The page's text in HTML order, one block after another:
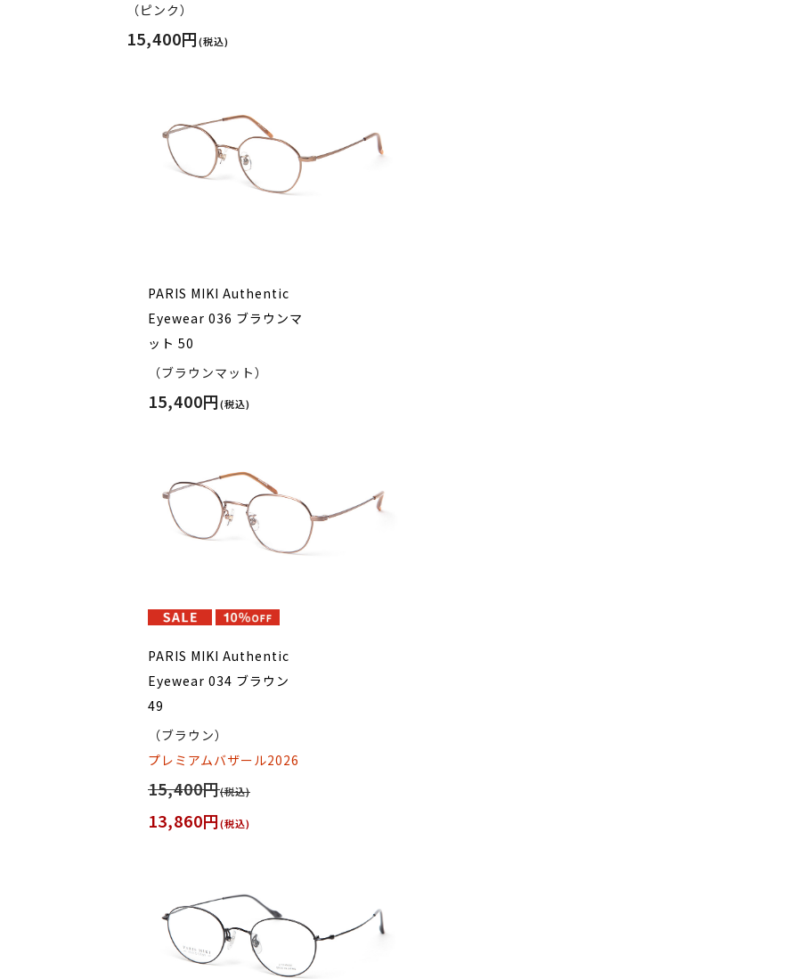
（ピンク）
15,400円(税込)
PARIS MIKI Authentic
Eyewear 036 ブラウンマ
ット 50
（ブラウンマット）
15,400円(税込)
PARIS MIKI Authentic
Eyewear 034 ブラウン
49
（ブラウン）
プレミアムバザール2026
15,400円(税込)
13,860円(税込)